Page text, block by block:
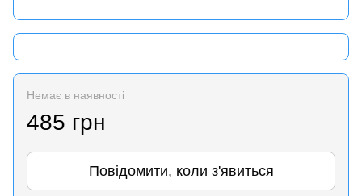
Немає в наявності
485 грн
Повідомити, коли з'явиться